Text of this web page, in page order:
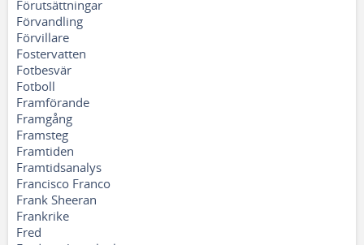
Förutsättningar
Förvandling
Förvillare
Fostervatten
Fotbesvär
Fotboll
Framförande
Framgång
Framsteg
Framtiden
Framtidsanalys
Francisco Franco
Frank Sheeran
Frankrike
Fred